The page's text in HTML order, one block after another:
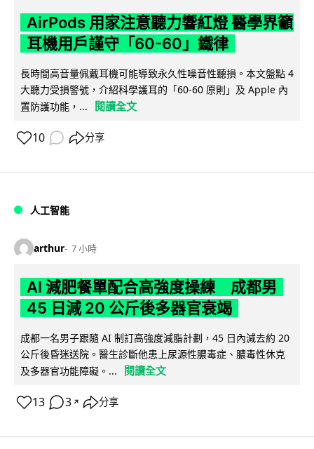
AirPods 用家注意聽力響紅燈 醫學界籲
耳機用戶謹守「60-60」鐵律
長時間高音量佩戴耳機可能導致永久性噪音性聽損。本文盤點 4
大聽力受損警號，介紹科學護耳的「60-60 原則」及 Apple 內
置防護功能，...
閱讀全文
10 分享
人工智能
arthur 7 小時
AI 減肥餐單配合高強度操練 成都男
45 日減 20 公斤後多器官衰竭
成都一名男子跟隨 AI 制訂高強度減脂計劃，45 日內減去約 20
公斤後昏迷送院。醫生診斷他患上尿源性膿毒症、膿毒性休克
及多器官功能障礙。...
閱讀全文
13 3 ↗ 分享